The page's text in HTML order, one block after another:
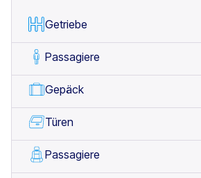
Getriebe
Passagiere
Gepäck
Türen
Passagiere